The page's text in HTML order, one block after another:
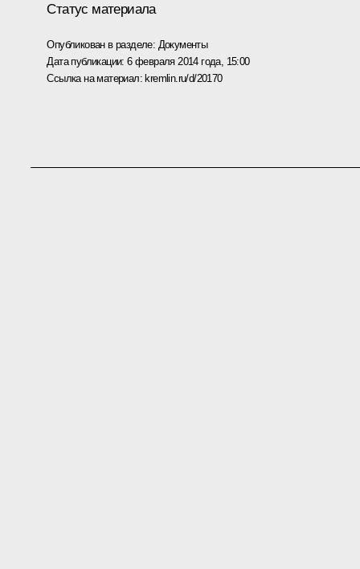
Статус материала
Опубликован в разделе: Документы
Дата публикации:6 февраля 2014 года, 15:00
Ссылка на материал: kremlin.ru/d/20170